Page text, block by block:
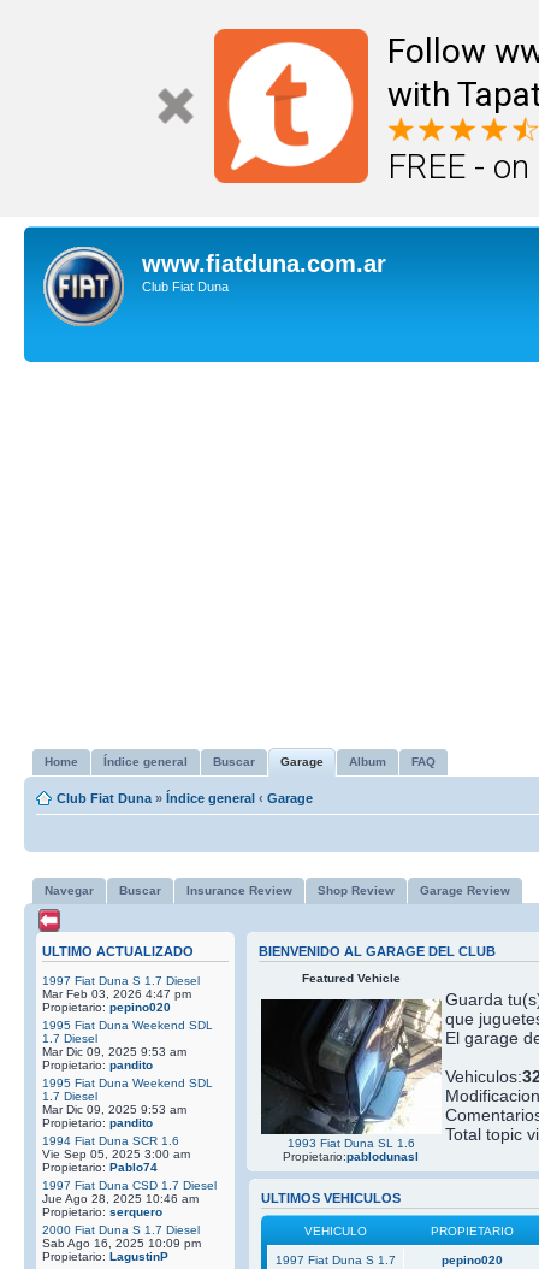
Follow
with
FREE -
www.fiatduna.com.ar
Club Fiat Duna
Home Índice general Buscar Garage Album FAQ
Club Fiat Duna » Índice general ‹ Garage
Navegar Buscar Insurance Review Shop Review Garage Review
ULTIMO ACTUALIZADO
1997 Fiat Duna S 1.7 Diesel
Mar Feb 03, 2026 4:47 pm
Propietario: pepino020
1995 Fiat Duna Weekend SDL
1.7 Diesel
Mar Dic 09, 2025 9:53 am
Propietario: pandito
1995 Fiat Duna Weekend SDL
1.7 Diesel
Mar Dic 09, 2025 9:53 am
Propietario: pandito
1994 Fiat Duna SCR 1.6
Vie Sep 05, 2025 3:00 am
Propietario: Pablo74
1997 Fiat Duna CSD 1.7 Diesel
Jue Ago 28, 2025 10:46 am
Propietario: serquero
2000 Fiat Duna S 1.7 Diesel
Sab Ago 16, 2025 10:09 pm
Propietario: LagustinP
BIENVENIDO AL GARAGE DEL CLUB
Featured Vehicle
1993 Fiat Duna SL 1.6
Propietario:pablodunasl
Guarda
que
El garage
Vehiculos:
Total topic
ULTIMOS VEHICULOS
VEHICULO PROPIETARIO
1997 Fiat Duna S 1.7
pepino020